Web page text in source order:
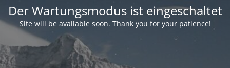
Der Wartungsmodus ist eingeschaltet
Site will be available soon. Thank you for your patience!